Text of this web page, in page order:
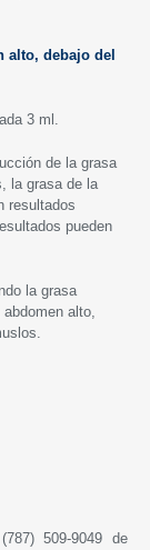
alto, debajo del
3 ml.
de la grasa
la grasa de la
resultados
pueden
la grasa
alto,
509-9049 de